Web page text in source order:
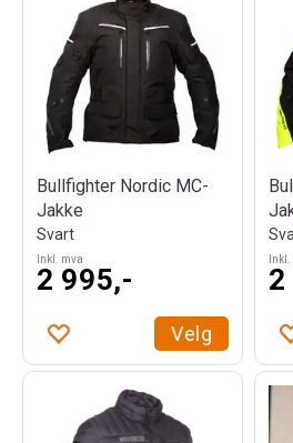
Bullfighter Nordic MC-
Jakke
Svart
Inkl. mva
2 995,-
Velg
2